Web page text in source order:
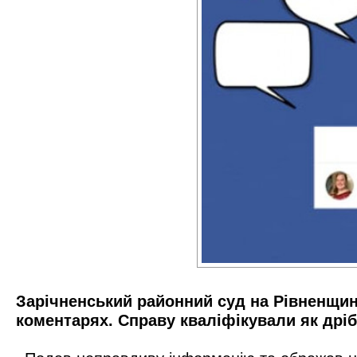
Зарічненський районний суд на
коментарях. Справу кваліфікували як